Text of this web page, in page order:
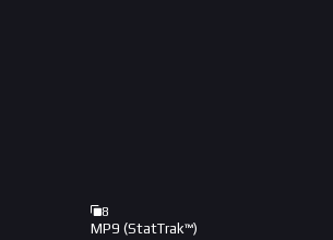
8
MP9 (StatTrak™)